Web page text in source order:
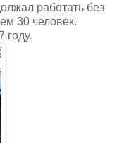
работать без
30 человек.
году.